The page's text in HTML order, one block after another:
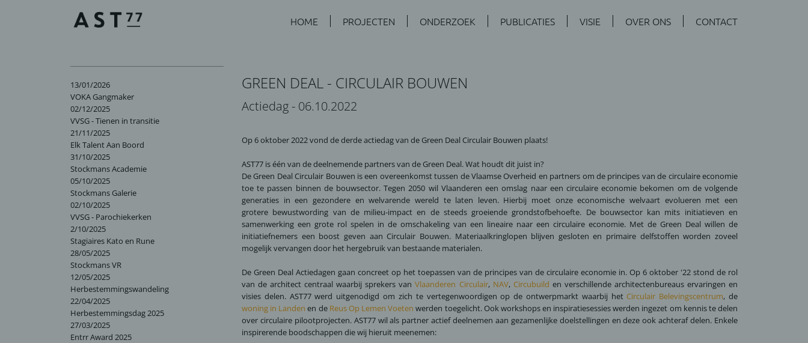
HOME PROJECTEN ONDERZOEK PUBLICATIES VISIE OVER ONS CONTACT
13/01/2026
VOKA Gangmaker
02/12/2025
VVSG - Tienen in transitie
21/11/2025
Elk Talent Aan Boord
31/10/2025
Stockmans Academie
05/10/2025
Stockmans Galerie
02/10/2025
VVSG - Parochiekerken
2/10/2025
Stagiaires Kato en Rune
28/05/2025
Stockmans VR
12/05/2025
Herbestemmingswandeling
22/04/2025
Herbestemmingsdag 2025
27/03/2025
Entrr Award 2025
GREEN DEAL - CIRCULAIR BOUWEN
Actiedag - 06.10.2022
Op 6 oktober 2022 vond de derde actiedag van de Green Deal Circulair Bouwen plaats!
AST77 is één van de deelnemende partners van de Green Deal. Wat houdt dit juist in?
De Green Deal Circulair Bouwen is een overeenkomst tussen de Vlaamse Overheid en partners om de principes van de circulaire economie
toe te passen binnen de bouwsector. Tegen 2050 wil Vlaanderen een omslag naar een circulaire economie bekomen om de volgende
generaties in een gezondere en welvarende wereld te laten leven. Hierbij moet onze economische welvaart evolueren met een
grotere bewustwording van de milieu-impact en de steeds groeiende grondstofbehoefte. De bouwsector kan mits initiatieven en
samenwerking een grote rol spelen in de omschakeling van een lineaire naar een circulaire economie. Met de Green Deal willen de
initiatiefnemers een boost geven aan Circulair Bouwen. Materiaalkringlopen blijven gesloten en primaire delfstoffen worden zoveel
mogelijk vervangen door het hergebruik van bestaande materialen.
De Green Deal Actiedagen gaan concreet op het toepassen van de principes van de circulaire economie in. Op 6 oktober '22 stond de rol
van de architect centraal waarbij sprekers van Vlaanderen Circulair, NAV, Circubuild en verschillende architectenbureaus ervaringen en
visies delen. AST77 werd uitgenodigd om zich te vertegenwoordigen op de ontwerpmarkt waarbij het Circulair Belevingscentrum, de
woning in Landen en de Reus Op Lemen Voeten werden toegelicht. Ook workshops en inspiratiesessies werden ingezet om kennis te delen
over circulaire pilootprojecten. AST77 wil als partner actief deelnemen aan gezamenlijke doelstellingen en deze ook achteraf delen. Enkele
inspirerende boodschappen die wij hieruit meenemen: